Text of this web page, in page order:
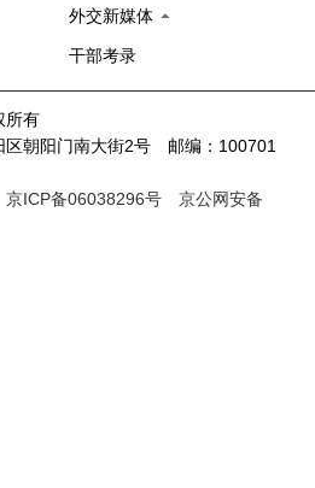
外交新媒体
干部考录
所有
区朝阳门南大街2号 邮编：100701
京ICP备06038296号
京公网安备